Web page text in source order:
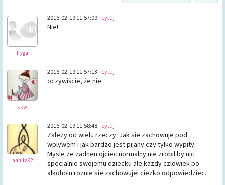
fryga
2016-02-19 11:57:09 cytuj
Nie!
kkw
2016-02-19 11:57:13 cytuj
oczywiście, że nie
aanita92
2016-02-19 11:58:48 cytuj
Zalezy od wielu rzeczy. Jak sie zachowuje pod
wplywem i jak bardzo jest pijany czy tylko wypity.
Mysle ze zadnen ojciec normalny nie zrobil by nic
specjalnie swojemu dziecku ale kazdy czlowiek po
alkoholu roznie sie zachowujei ciezko odpowiedziec.